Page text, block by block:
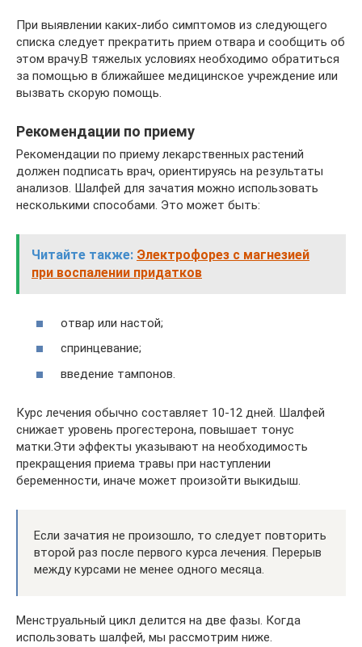
При выявлении каких-либо симптомов из следующего
списка следует прекратить прием отвара и сообщить об
этом врачу.В тяжелых условиях необходимо обратиться
за помощью в ближайшее медицинское учреждение или
вызвать скорую помощь.
Рекомендации по приему
Рекомендации по приему лекарственных растений
должен подписать врач, ориентируясь на результаты
анализов. Шалфей для зачатия можно использовать
несколькими способами. Это может быть:
Читайте также: Электрофорез с магнезией
при воспалении придатков
отвар или настой;
спринцевание;
введение тампонов.
Курс лечения обычно составляет 10-12 дней. Шалфей
снижает уровень прогестерона, повышает тонус
матки.Эти эффекты указывают на необходимость
прекращения приема травы при наступлении
беременности, иначе может произойти выкидыш.
Если зачатия не произошло, то следует повторить
второй раз после первого курса лечения. Перерыв
между курсами не менее одного месяца.
Менструальный цикл делится на две фазы. Когда
использовать шалфей, мы рассмотрим ниже.